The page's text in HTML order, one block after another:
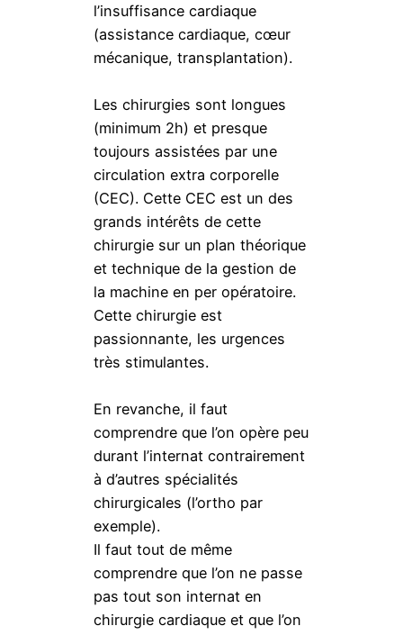
l’insuffisance cardiaque
(assistance cardiaque, cœur
mécanique, transplantation).
Les chirurgies sont longues
(minimum 2h) et presque
toujours assistées par une
circulation extra corporelle
(CEC). Cette CEC est un des
grands intérêts de cette
chirurgie sur un plan théorique
et technique de la gestion de
la machine en per opératoire.
Cette chirurgie est
passionnante, les urgences
très stimulantes.
En revanche, il faut
comprendre que l’on opère peu
durant l’internat contrairement
à d’autres spécialités
chirurgicales (l’ortho par
exemple).
Il faut tout de même
comprendre que l’on ne passe
pas tout son internat en
chirurgie cardiaque et que l’on